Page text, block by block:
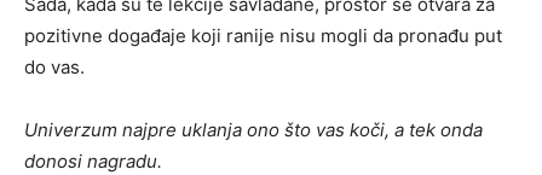
pozitivne događaje koji ranije nisu mogli da pronađu put
do vas.
Univerzum najpre uklanja ono što vas koči, a tek onda
donosi nagradu.